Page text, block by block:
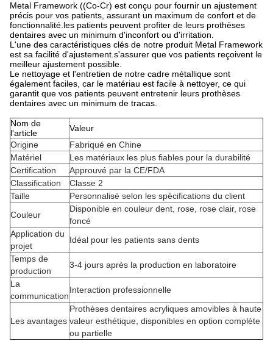
Metal Framework ((Co-Cr) est conçu pour fournir un ajustement
précis pour vos patients, assurant un maximum de confort et de
fonctionnalité.les patients peuvent profiter de leurs prothèses
dentaires avec un minimum d'inconfort ou d'irritation.
L'une des caractéristiques clés de notre produit Metal Framework
est sa facilité d'ajustement.s'assurer que vos patients reçoivent le
meilleur ajustement possible.
Le nettoyage et l'entretien de notre cadre métallique sont
également faciles, car le matériau est facile à nettoyer, ce qui
garantit que vos patients peuvent entretenir leurs prothèses
dentaires avec un minimum de tracas.
Nom de
l'article
Valeur
Origine
Fabriqué en Chine
Matériel
Les matériaux les plus fiables pour la durabilité
Certification
Approuvé par la CE/FDA
Classification
Classe 2
Taille
Personnalisé selon les spécifications du client
Couleur
Disponible en couleur dent, rose, rose clair, rose
foncé
Application du
projet
Idéal pour les patients sans dents
Temps de
production
3-4 jours après la production en laboratoire
La
communication
Interaction professionnelle
Les avantages
Prothèses dentaires acryliques amovibles à haute
valeur esthétique, disponibles en option complète
ou partielle